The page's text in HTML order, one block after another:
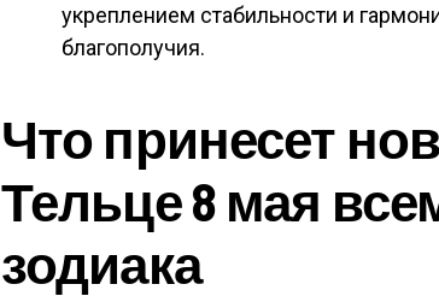
укреплением стабильности и
благополучия.
Что принесет
Тельце 8 мая
зодиака